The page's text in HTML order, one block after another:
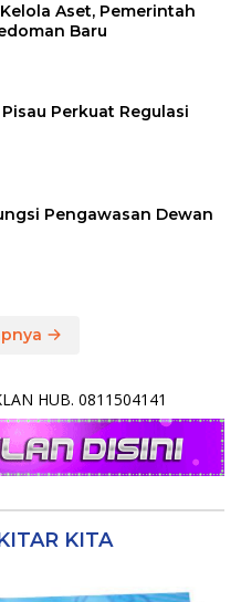
Aset, Pemerintah
Baru
Perkuat Regulasi
Pengawasan Dewan
HUB. 0811504141
KITA